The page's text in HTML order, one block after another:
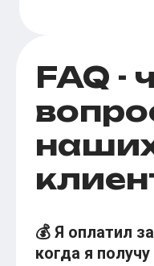
FAQ -
💰 Я оплатил
когда я